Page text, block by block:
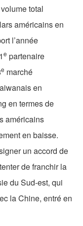
total
américains en
l’année
e partenaire
e marché
en
en termes de
américains
en baisse.
un accord de
de franchir la
du Sud-est, qui
la Chine, entré en